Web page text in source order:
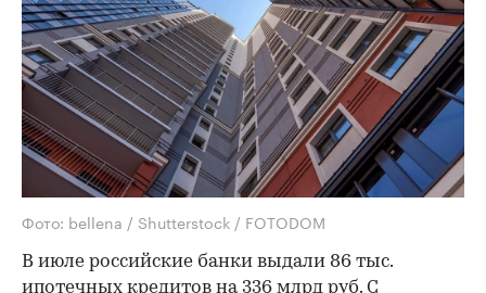
Фото: bellena / Shutterstock / FOTODOM
В июле российские банки выдали 86 тыс.
ипотечных кредитов на 336 млрд руб. С